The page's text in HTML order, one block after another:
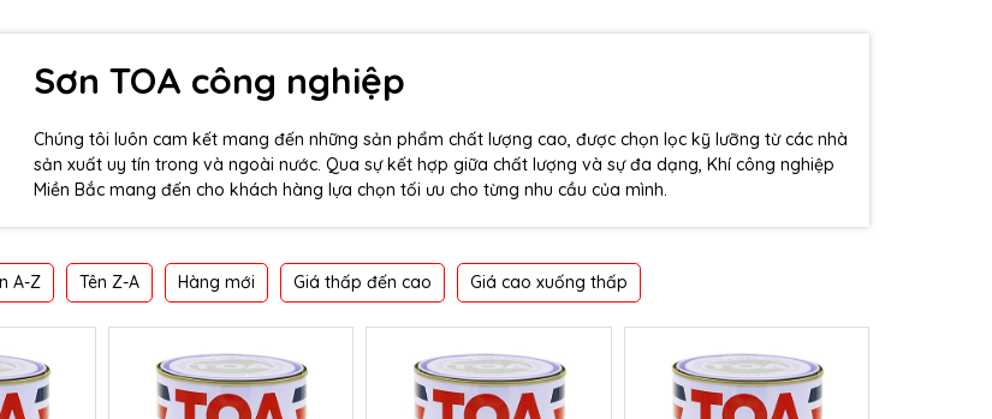
Sơn TOA công nghiệp
Chúng tôi luôn cam kết mang đến những sản phẩm chất lượng cao, được chọn lọc kỹ lưỡng từ các nhà
sản xuất uy tín trong và ngoài nước. Qua sự kết hợp giữa chất lượng và sự đa dạng, Khí công nghiệp
Miền Bắc mang đến cho khách hàng lựa chọn tối ưu cho từng nhu cầu của mình.
A-Z Tên Z-A Hàng mới Giá thấp đến cao Giá cao xuống thấp